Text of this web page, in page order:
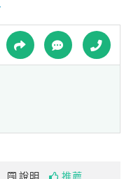
東的樸實氣息，
愉快又難忘的回憶。